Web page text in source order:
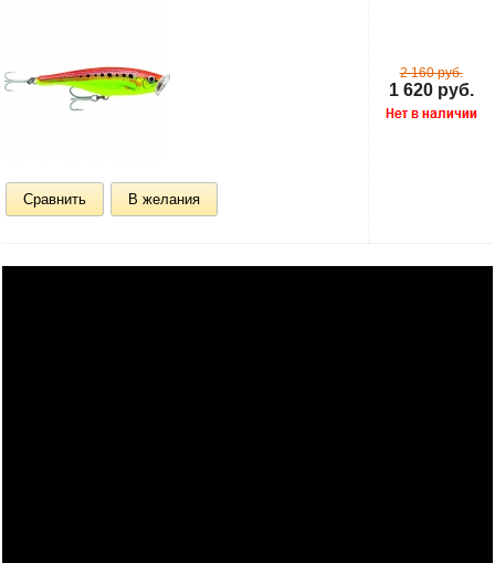
Сравнить В желания
2 160 руб.
1 620 руб.